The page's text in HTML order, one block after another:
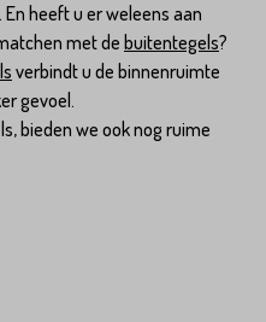
heeft u er weleens aan
met de buitentegels?
verbindt u de binnenruimte
gevoel.
bieden we ook nog ruime